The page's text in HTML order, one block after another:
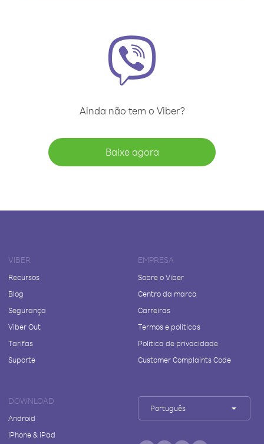
Ainda não tem o Viber?
Baixe agora
VIBER
Recursos
Blog
Segurança
Viber Out
Tarifas
Suporte
EMPRESA
Sobre o Viber
Centro da marca
Carreiras
Termos e políticas
Política de privacidade
Customer Complaints Code
DOWNLOAD
Android
iPhone & iPad
Português